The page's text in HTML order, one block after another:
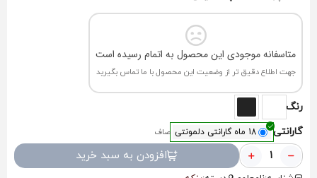
متاسفانه موجودی این محصول به اتمام رسیده است
جهت اطلاع دقیق تر از وضعیت این محصول با ما تماس بگیرید
رنگ
گارانتی
18 ماه گارانتی دلمونتی صاف
افزودن به سبد خرید